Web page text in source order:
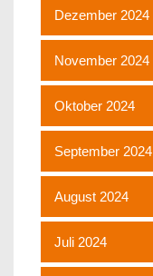
Dezember 2024
November 2024
Oktober 2024
September 2024
August 2024
Juli 2024